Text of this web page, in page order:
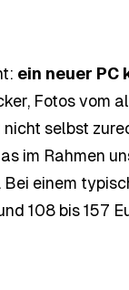
ein neuer PC
Fotos vom
selbst
im Rahmen
einem
108 bis 157